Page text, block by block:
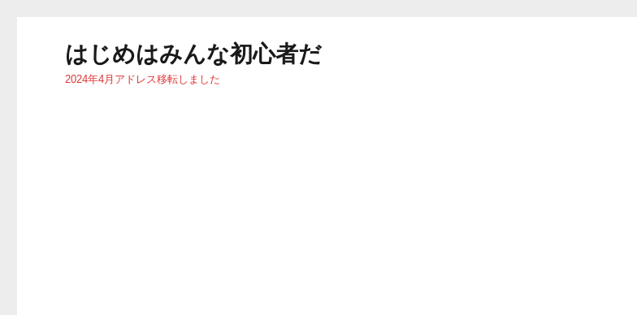
はじめはみんな初心者だ
2024年4月アドレス移転しました